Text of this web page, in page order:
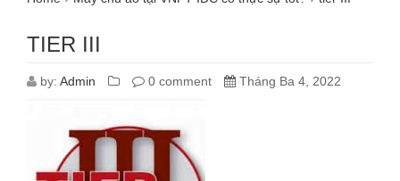
TIER III
by: Admin 0 comment Tháng Ba 4, 2022